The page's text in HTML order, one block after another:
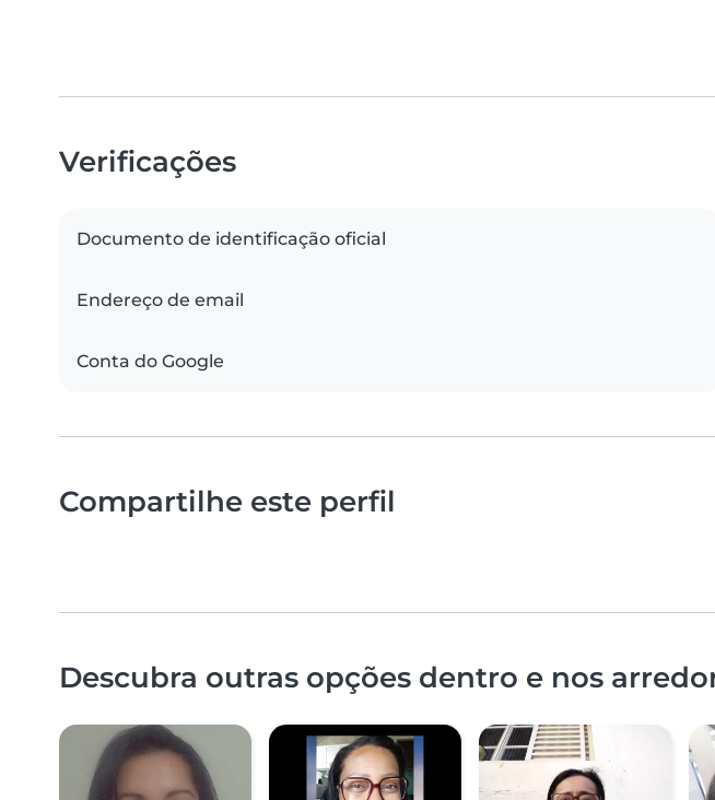
Verificações
Documento de identificação oficial
Endereço de email
Conta do Google
Compartilhe este perfil
Descubra outras opções dentro e nos